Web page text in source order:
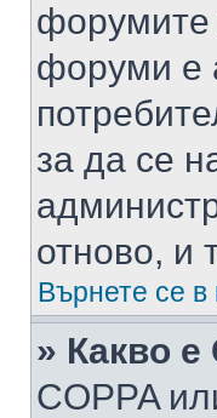
форумите
форуми е
за да се
отново, и
Върнете се в
» Какво е
COPPA